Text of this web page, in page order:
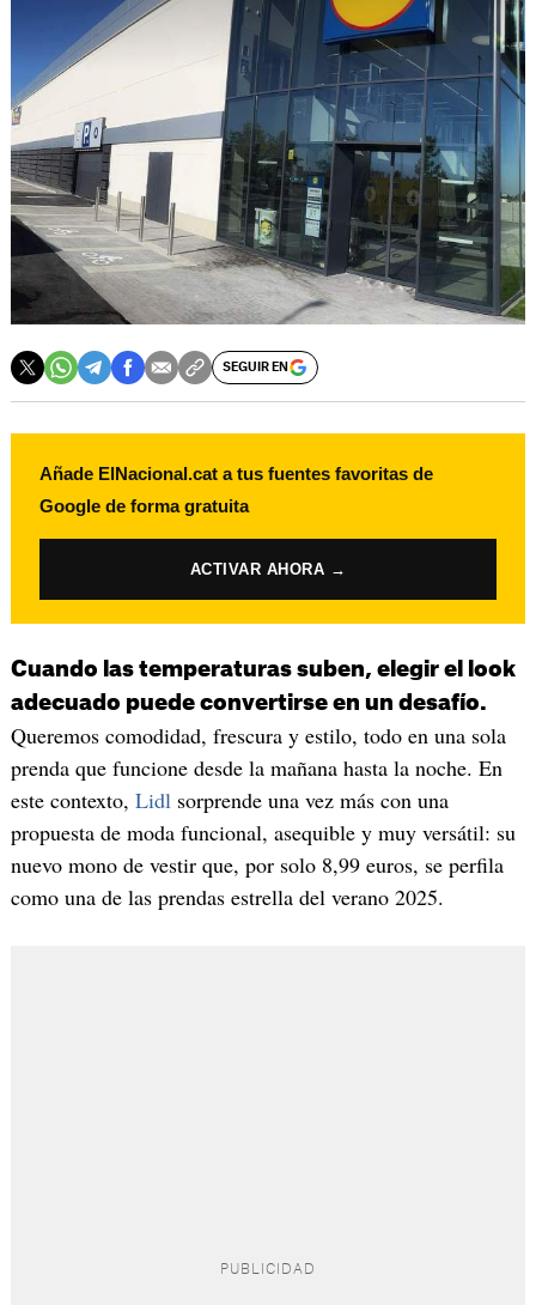
SEGUIR EN
Añade ElNacional.cat a tus fuentes favoritas de
Google de forma gratuita
ACTIVAR AHORA →
Cuando las temperaturas suben, elegir el look
adecuado puede convertirse en un desafío.
Queremos comodidad, frescura y estilo, todo en una sola
prenda que funcione desde la mañana hasta la noche. En
este contexto, Lidlsorprende una vez más con una
propuesta de moda funcional, asequible y muy versátil: su
nuevo mono de vestir que, por solo 8,99 euros, se perfila
como una de las prendas estrella del verano 2025.